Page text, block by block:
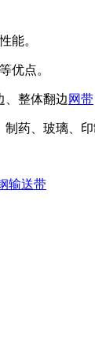
能。
优点。
、整体翻边 网带
药、玻璃、印
输送带